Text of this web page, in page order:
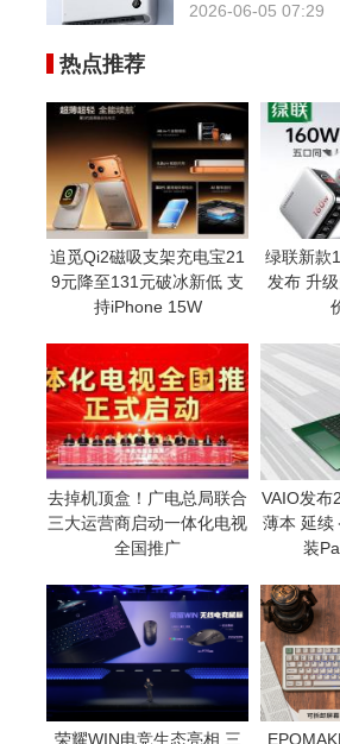
刷新了高能效空调的
2026-06-05 07:29
热点推荐
追觅Qi2磁吸支架充电宝21
9元降至131元破冰新低 支
持iPhone 15W
绿联新款
发布 升
去掉机顶盒！广电总局联合
三大运营商启动一体化电视
全国推广
VAIO发布
薄本 延续
装
荣耀WIN电竞生态亮相 三